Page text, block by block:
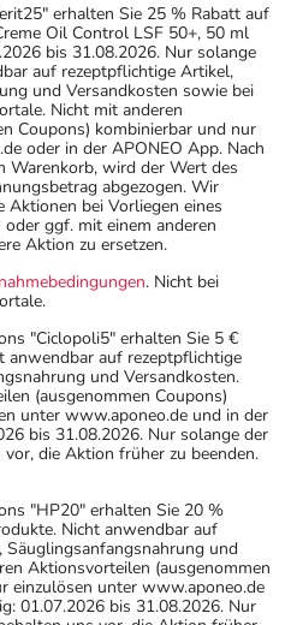
erhalten Sie 25 % Rabatt auf
Oil Control LSF 50+, 50 ml
bis 31.08.2026. Nur solange
auf rezeptpflichtige Artikel,
und Versandkosten sowie bei
Nicht mit anderen
Coupons) kombinierbar und nur
oder in der APONEO App. Nach
Warenkorb, wird der Wert des
abgezogen. Wir
Aktionen bei Vorliegen eines
ggf. mit einem anderen
Aktion zu ersetzen.
. Nicht bei
"Ciclopoli5" erhalten Sie 5 €
anwendbar auf rezeptpflichtige
und Versandkosten.
(ausgenommen Coupons)
unter www.aponeo.de und in der
bis 31.08.2026. Nur solange der
die Aktion früher zu beenden.
"HP20" erhalten Sie 20 %
Nicht anwendbar auf
und
Aktionsvorteilen (ausgenommen
einzulösen unter www.aponeo.de
01.07.2026 bis 31.08.2026. Nur